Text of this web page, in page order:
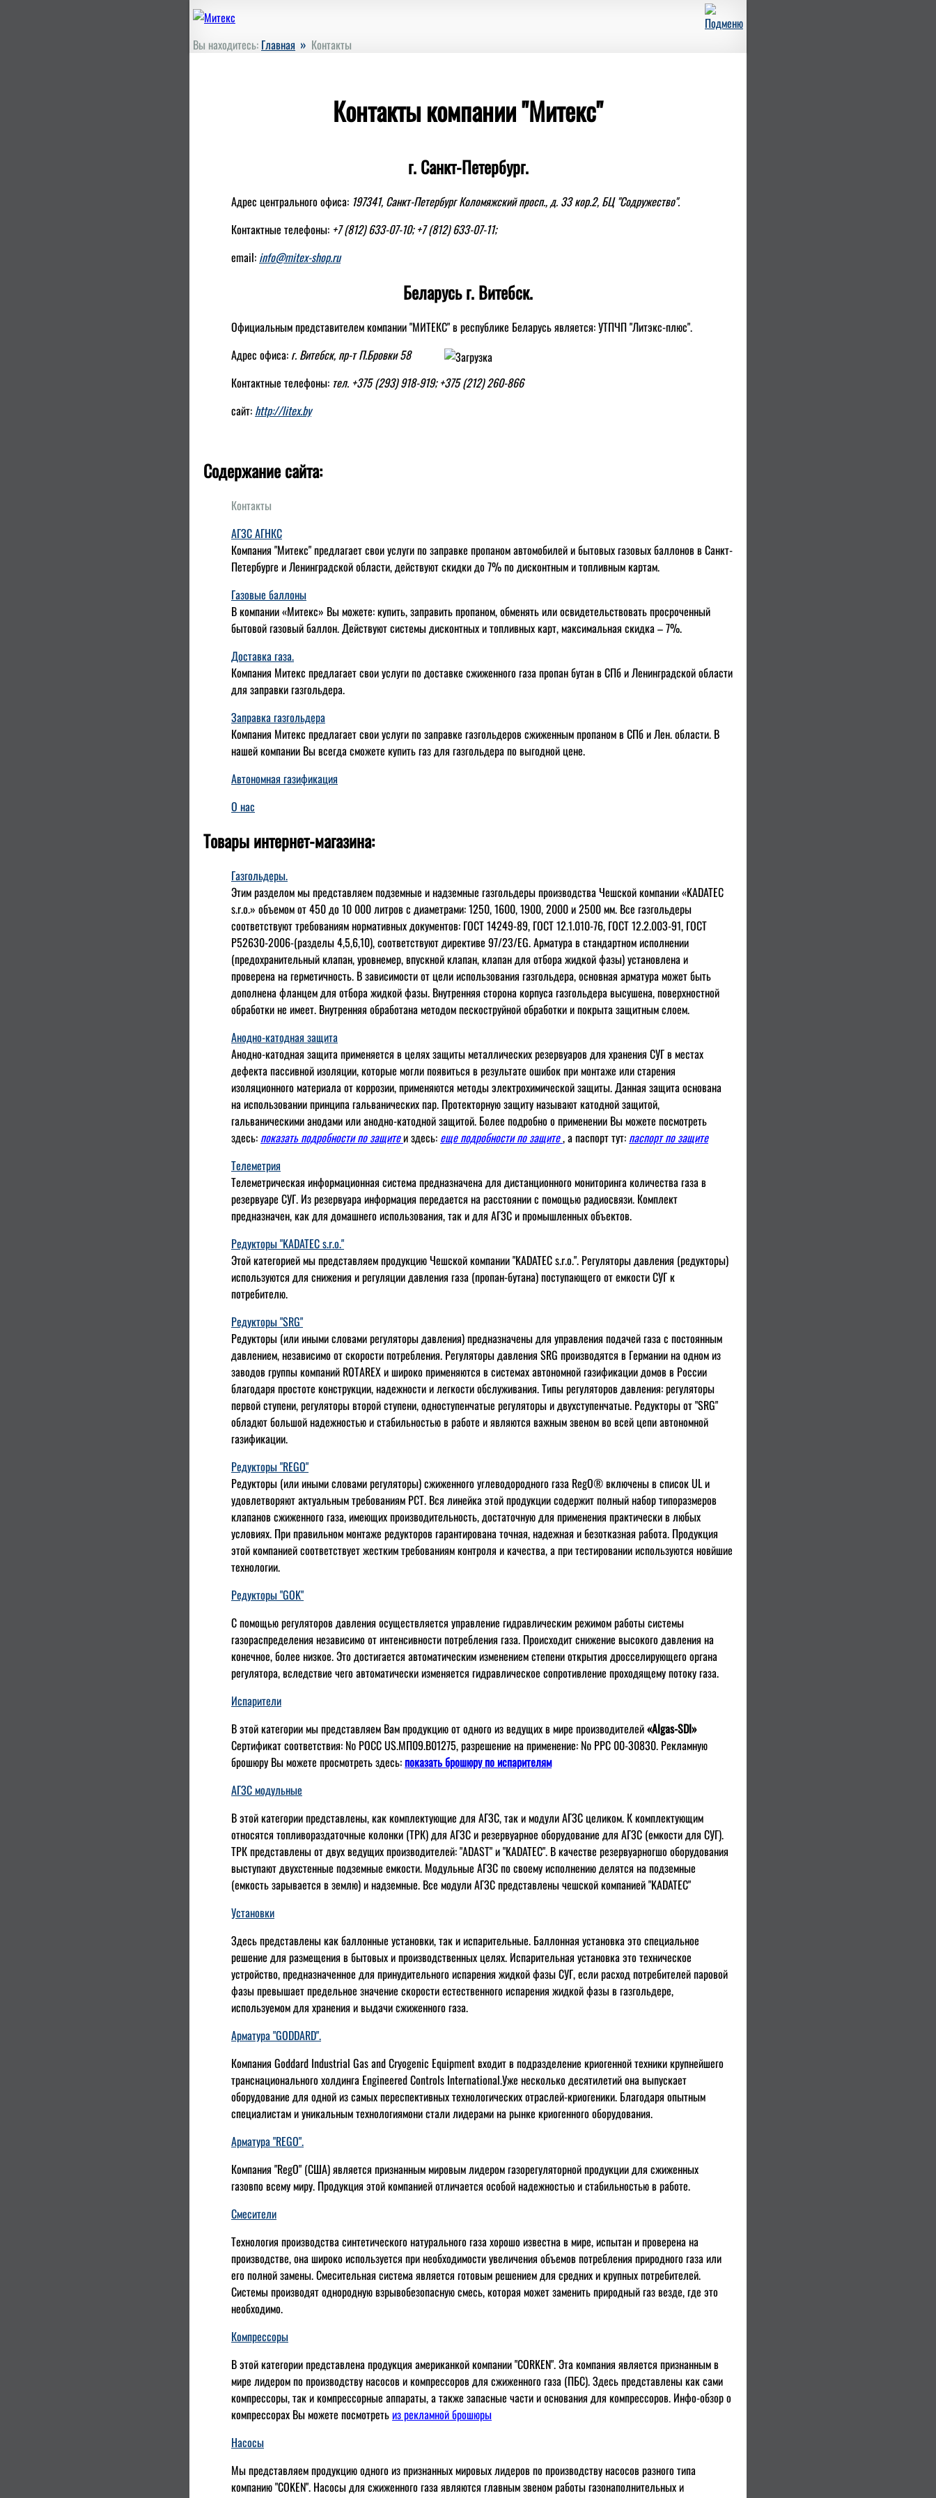
Вы находитесь: Главная » Контакты
Контакты компании "Митекс"
г. Санкт-Петербург.
Адрес центрального офиса: 197341, Санкт-Петербург Коломяжский просп., д. 33 кор.2, БЦ "Содружество".
Контактные телефоны: +7 (812) 633-07-10; +7 (812) 633-07-11;
email: info@mitex-shop.ru
Беларусь г. Витебск.
Официальным представителем компании "МИТЕКС" в республике Беларусь является: УТПЧП "Литэкс-плюс".
Адрес офиса: г. Витебск, пр-т П.Бровки 58
Контактные телефоны: тел. +375 (293) 918-919; +375 (212) 260-866
сайт: http://litex.by
Содержание сайта:
Контакты
АГЗС АГНКС
Компания "Митекс" предлагает свои услуги по заправке пропаном автомобилей и бытовых газовых баллонов в Санкт-
Петербурге и Ленинградской области, действуют скидки до 7% по дисконтным и топливным картам.
Газовые баллоны
В компании «Митекс» Вы можете: купить, заправить пропаном, обменять или освидетельствовать просроченный
бытовой газовый баллон. Действуют системы дисконтных и топливных карт, максимальная скидка – 7%.
Доставка газа.
Компания Митекс предлагает свои услуги по доставке сжиженного газа пропан бутан в СПб и Ленинградской области
для заправки газгольдера.
Заправка газгольдера
Компания Митекс предлагает свои услуги по заправке газгольдеров сжиженным пропаном в СПб и Лен. области. В
нашей компании Вы всегда сможете купить газ для газгольдера по выгодной цене.
Автономная газификация
О нас
Товары интернет-магазина:
Газгольдеры.
Этим разделом мы представляем подземные и надземные газгольдеры производства Чешской компании «KADATEC
s.r.o.» объемом от 450 до 10 000 литров с диаметрами: 1250, 1600, 1900, 2000 и 2500 мм. Все газгольдеры
соответствуют требованиям нормативных документов: ГОСТ 14249-89, ГОСТ 12.1.010-76, ГОСТ 12.2.003-91, ГОСТ
Р52630-2006-(разделы 4,5,6,10), соответствуют директиве 97/23/EG. Арматура в стандартном исполнении
(предохранительный клапан, уровнемер, впускной клапан, клапан для отбора жидкой фазы) установлена и
проверена на герметичность. В зависимости от цели использования газгольдера, основная арматура может быть
дополнена фланцем для отбора жидкой фазы. Внутренняя сторона корпуса газгольдера высушена, поверхностной
обработки не имеет. Внутренняя обработана методом пескоструйной обработки и покрыта защитным слоем.
Анодно-катодная защита
Анодно-катодная защита применяется в целях защиты металлических резервуаров для хранения СУГ в местах
дефекта пассивной изоляции, которые могли появиться в результате ошибок при монтаже или старения
изоляционного материала от коррозии, применяются методы электрохимической защиты. Данная защита основана
на использовании принципа гальванических пар. Протекторную защиту называют катодной защитой,
гальваническими анодами или анодно-катодной защитой. Более подробно о применении Вы можете посмотреть
здесь: показать подробности по защитеи здесь: еще подробности по защите, а паспорт тут: паспорт по защите
Телеметрия
Телеметрическая информационная система предназначена для дистанционного мониторинга количества газа в
резервуаре СУГ. Из резервуара информация передается на расстоянии с помощью радиосвязи. Комплект
предназначен, как для домашнего использования, так и для АГЗС и промышленных объектов.
Редукторы "KADATEC s.r.o."
Этой категорией мы представляем продукцию Чешской компании "KADATEC s.r.o.". Регуляторы давления (редукторы)
используются для снижения и регуляции давления газа (пропан-бутана) поступающего от емкости СУГ к
потребителю.
Редукторы "SRG"
Редукторы (или иными словами регуляторы давления) предназначены для управления подачей газа с постоянным
давлением, независимо от скорости потребления. Регуляторы давления SRG производятся в Германии на одном из
заводов группы компаний ROTAREX и широко применяются в системах автономной газификации домов в России
благодаря простоте конструкции, надежности и легкости обслуживания. Типы регуляторов давления: регуляторы
первой ступени, регуляторы второй ступени, одноступенчатые регуляторы и двухступенчатые. Редукторы от "SRG"
обладют большой надежностью и стабильностью в работе и являются важным звеном во всей цепи автономной
газификации.
Редукторы "REGO"
Редукторы (или иными словами регуляторы) сжиженного углеводородного газа RegO® включены в список UL и
удовлетворяют актуальным требованиям РСТ. Вся линейка этой продукции содержит полный набор типоразмеров
клапанов сжиженного газа, имеющих производительность, достаточную для применения практически в любых
условиях. При правильном монтаже редукторов гарантирована точная, надежная и безотказная работа. Продукция
этой компанией соответствует жестким требованиям контроля и качества, а при тестировании используются новйшие
технологии.
Редукторы "GOK"
С помощью регуляторов давления осуществляется управление гидравлическим режимом работы системы
газораспределения независимо от интенсивности потребления газа. Происходит снижение высокого давления на
конечное, более низкое. Это достигается автоматическим изменением степени открытия дросселирующего органа
регулятора, вследствие чего автоматически изменяется гидравлическое сопротивление проходящему потоку газа.
Испарители
В этой категории мы представляем Вам продукцию от одного из ведущих в мире производителей«Algas-SDI»
Сертификат соответствия: № РОСС US.МП09.В01275, разрешение на применение: № РРС 00-30830. Рекламную
брошюру Вы можете просмотреть здесь:показать брошюру по испарителям
АГЗС модульные
В этой категории представлены, как комплектующие для АГЗС, так и модули АГЗС целиком. К комплектующим
относятся топливораздаточные колонки (ТРК) для АГЗС и резервуарное оборудование для АГЗС (емкости для СУГ).
ТРК представлены от двух ведущих производителей: "ADAST" и "KADATEC". В качестве резервуарногшо оборудования
выступают двухстенные подземные емкости. Модульные АГЗС по своему исполнению делятся на подземные
(емкость зарывается в землю) и надземные. Все модули АГЗС представлены чешской компанией "KADATEC"
Установки
Здесь представлены как баллонные установки, так и испарительные. Баллонная установка это специальное
решение для размещения в бытовых и производственных целях. Испарительная установка это техническое
устройство, предназначенное для принудительного испарения жидкой фазы СУГ, если расход потребителей паровой
фазы превышает предельное значение скорости естественного испарения жидкой фазы в газгольдере,
используемом для хранения и выдачи сжиженного газа.
Арматура "GODDARD".
Компания Goddard Industrial Gas and Cryogenic Equipment входит в подразделение криогенной техники крупнейшего
транснационального холдинга Engineered Controls International.Уже несколько десятилетий она выпускает
оборудование для одной из самых переспективных технологических отраслей-криогеники. Благодаря опытным
специалистам и уникальным технологиямони стали лидерами на рынке криогенного оборудования.
Арматура "REGO".
Компания "RegO" (США) является признанным мировым лидером газорегуляторной продукции для сжиженных
газовпо всему миру. Продукция этой компанией отличается особой надежностью и стабильностью в работе.
Смесители
Технология производства синтетического натурального газа хорошо известна в мире, испытан и проверена на
производстве, она широко используется при необходимости увеличения объемов потребления природного газа или
его полной замены. Смесительная система является готовым решением для средних и крупных потребителей.
Системы производят однородную взрывобезопасную смесь, которая может заменить природный газ везде, где это
необходимо.
Компрессоры
В этой категории представлена продукция американкой компании "CORKEN". Эта компания является признанным в
мире лидером по производству насосов и компрессоров для сжиженного газа (ПБС). Здесь представлены как сами
компрессоры, так и компрессорные аппараты, а также запасные части и основания для компрессоров. Инфо-обзор о
компрессорах Вы можете посмотретьиз рекламной брошюры
Насосы
Мы представляем продукцию одного из признанных мировых лидеров по производству насосов разного типа
компанию "COKEN". Насосы для сжиженного газа являются главным звеном работы газонаполнительных и